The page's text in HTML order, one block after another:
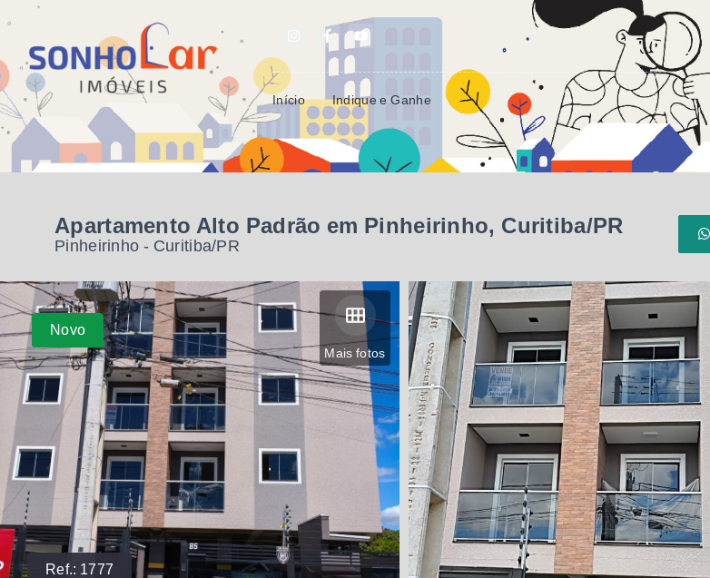
Início Indique e Ganhe
Apartamento Alto Padrão em Pinheirinho, Curitiba/PR
Pinheirinho - Curitiba/PR
Ref.: 1777
Mais fotos
Novo